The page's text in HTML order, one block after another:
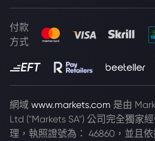
付款
方式
網域 www.markets.com 是由
Ltd ("Markets SA") 公司完全獨家
理，執照證號為： 46860，並且